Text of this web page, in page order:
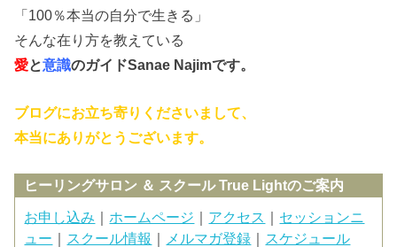
「100％本当の自分で生きる」
そんな在り方を教えている
愛と意識のガイドSanae Najimです。
ブログにお立ち寄りくださいまして、
本当にありがとうございます。
ヒーリングサロン ＆ スクール True Lightのご案内
お申し込み ｜ ホームページ ｜ アクセス ｜ セッションニ
ュー ｜ スクール情報 ｜ メルマガ登録 ｜ スケジュール